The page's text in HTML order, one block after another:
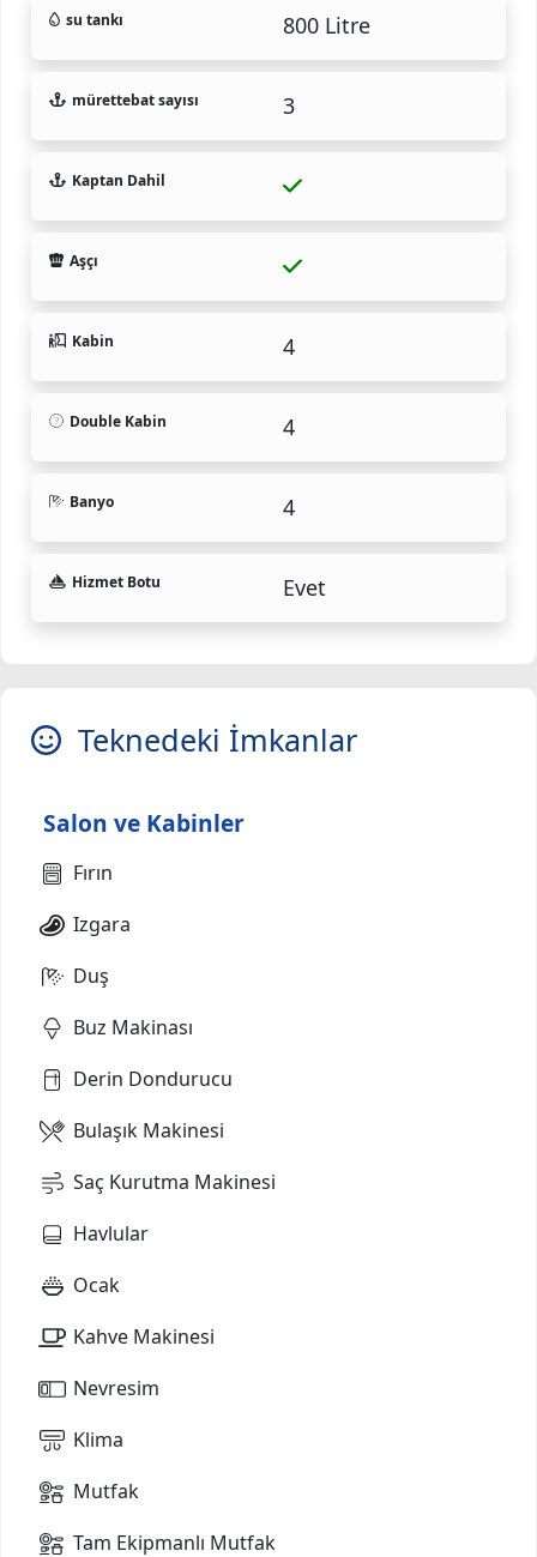
su tankı 800 Litre
mürettebat sayısı 3
Kaptan Dahil
Aşçı
Kabin 4
Double Kabin 4
Banyo 4
Hizmet Botu Evet
Teknedeki İmkanlar
Salon ve Kabinler
Fırın
Izgara
Duş
Buz Makinası
Derin Dondurucu
Bulaşık Makinesi
Saç Kurutma Makinesi
Havlular
Ocak
Kahve Makinesi
Nevresim
Klima
Mutfak
Tam Ekipmanlı Mutfak